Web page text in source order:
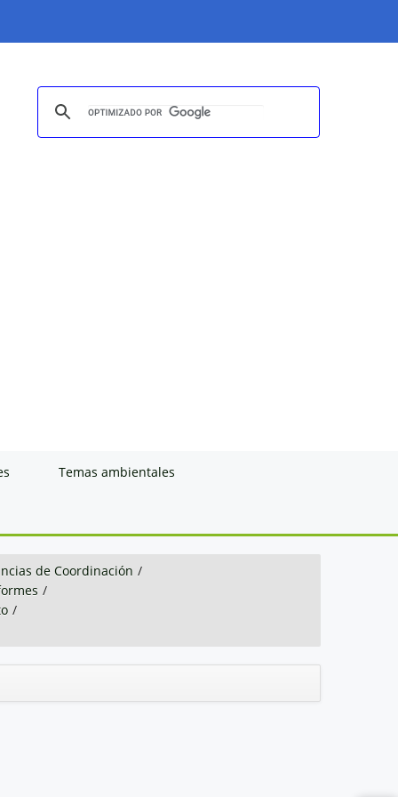
Temas ambientales
de Coordinación /
/
/